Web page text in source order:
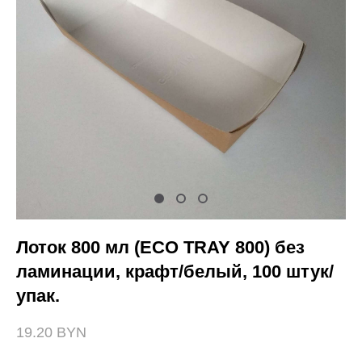
Лоток 800 мл (ECO TRAY 800) без
ламинации, крафт/белый, 100 штук/
упак.
19.20 BYN